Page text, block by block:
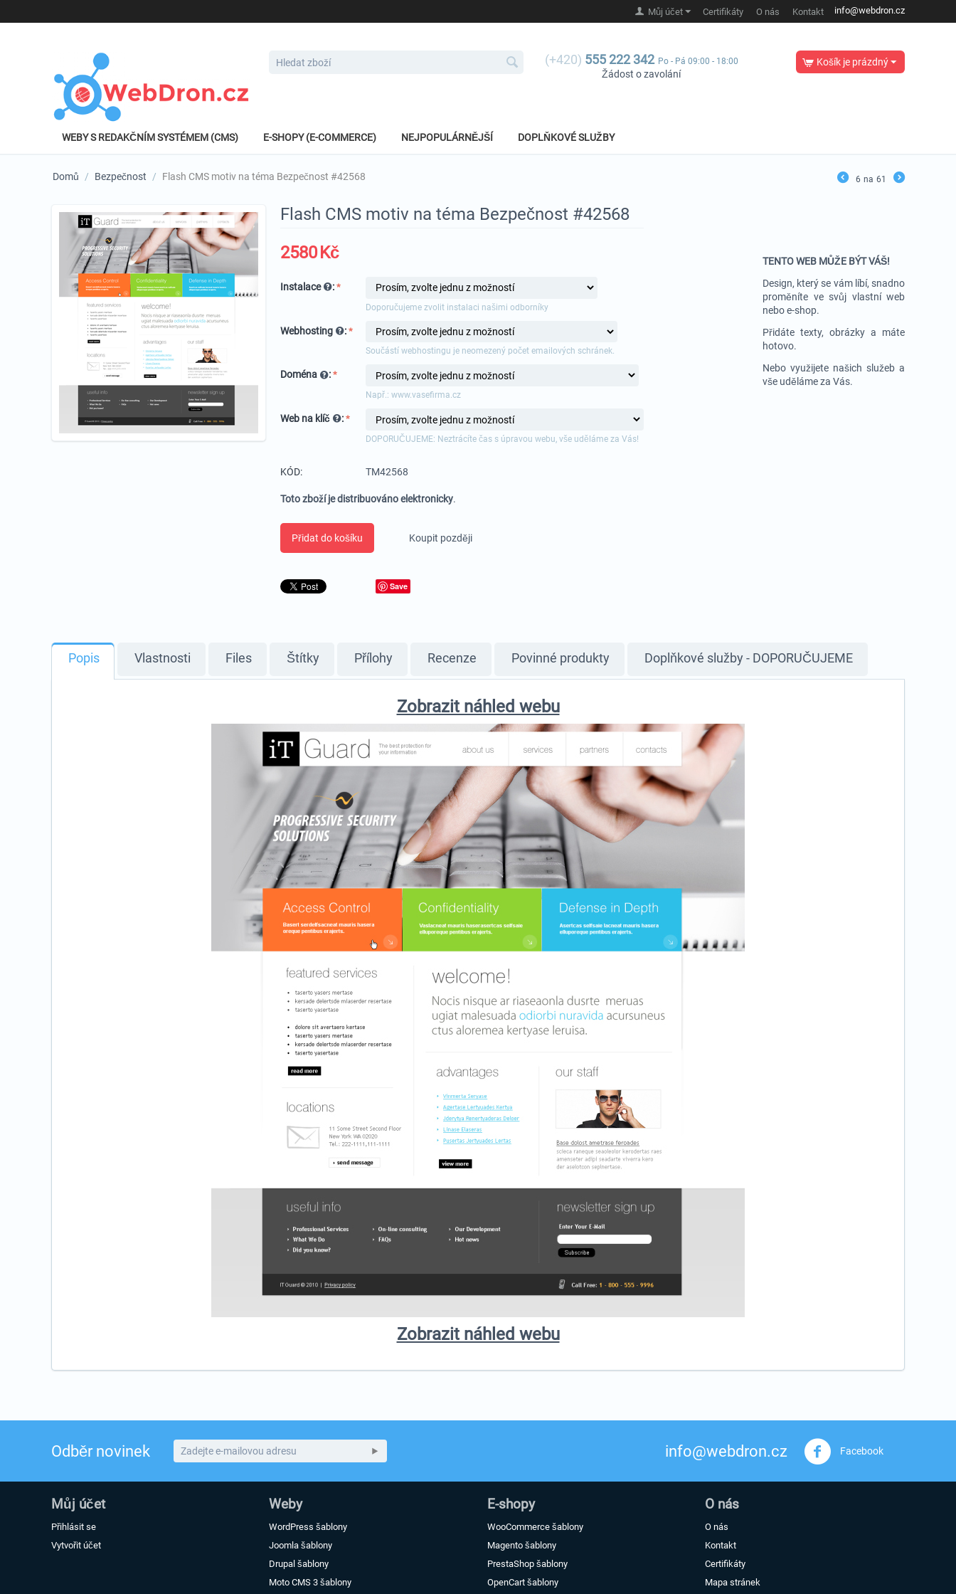
info@webdron.cz
Certifikáty O nás Kontakt
Můj účet
(+420) 555 222 342 Po - Pá 09:00 - 18:00
Žádost o zavolání
Košík je prázdný
WEBY S REDAKČNÍM SYSTÉMEM (CMS) E-SHOPY (E-COMMERCE) NEJPOPULÁRNĚJŠÍ DOPLŇKOVÉ SLUŽBY
Domů / Bezpečnost / Flash CMS motiv na téma Bezpečnost #42568 6 na 61
Flash CMS motiv na téma Bezpečnost #42568
TENTO WEB MŮŽE BÝT VÁŠ!
Design, který se vám líbí, snadno
proměníte ve svůj vlastní web
nebo e-shop.
Přidáte texty, obrázky a máte
hotovo.
Nebo využijete našich služeb a
vše uděláme za Vás.
2580Kč
Instalace :
Doporučujeme zvolit instalaci našimi odborníky
Webhosting :
Součástí webhostingu je neomezený počet emailových schránek.
Doména :
Např.: www.vasefirma.cz
Web na klíč :
DOPORUČUJEME: Neztrácíte čas s úpravou webu, vše uděláme za Vás!
KÓD: TM42568
Toto zboží je distribuováno elektronicky.
Přidat do košíku Koupit později
Save
Popis Vlastnosti Files Štítky Přílohy Recenze Povinné produkty Doplňkové služby - DOPORUČUJEME
Zobrazit náhled webu
Zobrazit náhled webu
Odběr novinek info@webdron.cz Facebook
Můj účet
Přihlásit se
Vytvořit účet
Weby
WordPress šablony
Joomla šablony
Drupal šablony
Moto CMS 3 šablony
E-shopy
WooCommerce šablony
Magento šablony
PrestaShop šablony
OpenCart šablony
O nás
O nás
Kontakt
Certifikáty
Mapa stránek